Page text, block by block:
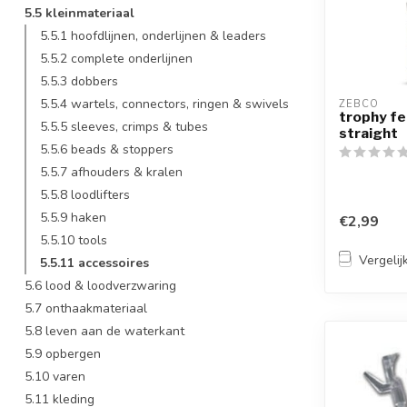
5.5 kleinmateriaal
5.5.1 hoofdlijnen, onderlijnen & leaders
5.5.2 complete onderlijnen
5.5.3 dobbers
5.5.4 wartels, connectors, ringen & swivels
5.5.5 sleeves, crimps & tubes
5.5.6 beads & stoppers
5.5.7 afhouders & kralen
5.5.8 loodlifters
5.5.9 haken
5.5.10 tools
5.5.11 accessoires
5.6 lood & loodverzwaring
5.7 onthaakmateriaal
5.8 leven aan de waterkant
5.9 opbergen
5.10 varen
5.11 kleding
ZEBCO
trophy
straight
€2,99